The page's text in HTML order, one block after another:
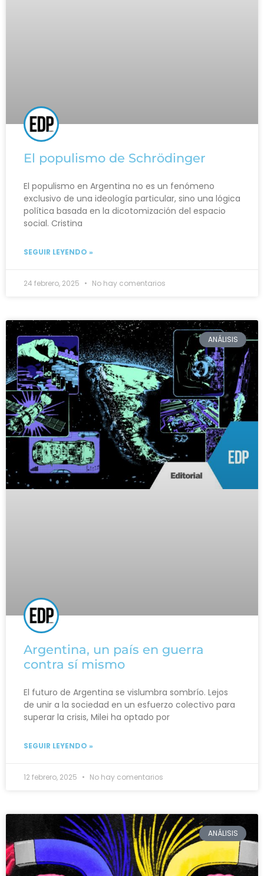
El populismo de Schrödinger
El populismo en Argentina no es un fenómeno
exclusivo de una ideología particular, sino una lógica
política basada en la dicotomización del espacio
social. Cristina
SEGUIR LEYENDO »
24 febrero, 2025 No hay comentarios
ANÁLISIS
Argentina, un país en guerra
contra sí mismo
El futuro de Argentina se vislumbra sombrío. Lejos
de unir a la sociedad en un esfuerzo colectivo para
superar la crisis, Milei ha optado por
SEGUIR LEYENDO »
12 febrero, 2025 No hay comentarios
ANÁLISIS